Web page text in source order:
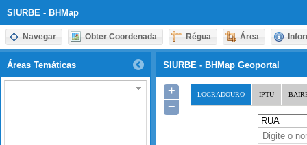
SIURBE - BHMap
Navegar Obter Coordenada Régua Área
Áreas Temáticas SIURBE - BHMap Geoportal
LOGRADOURO IPTU
+
−